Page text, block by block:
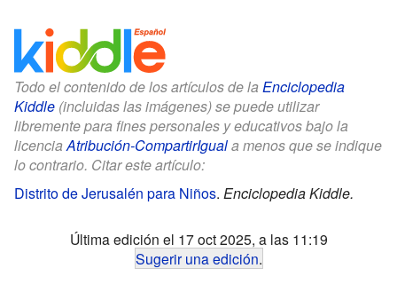
Todo el contenido de los artículos de la Enciclopedia
Kiddle (incluidas las imágenes) se puede utilizar
libremente para fines personales y educativos bajo la
licenciaAtribución-CompartirIguala menos que se indique
lo contrario. Citar este artículo:
Distrito de Jerusalén para Niños. Enciclopedia Kiddle.
Última edición el 17 oct 2025, a las 11:19
Sugerir una edición.